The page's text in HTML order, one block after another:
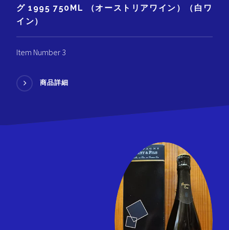
グ 1995 750ML （オーストリアワイン）（白ワ
イン）
Item Number 3
商品詳細